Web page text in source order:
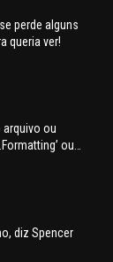
perde alguns
queria ver!
ou
ou
arquivo ou
diz Spencer